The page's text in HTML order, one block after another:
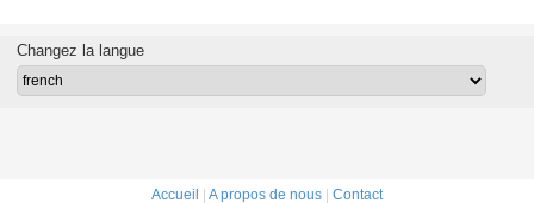
de
le
extérieure Cas
No.13463-67-7
Changez la langue
Accueil | A propos de nous | Contact